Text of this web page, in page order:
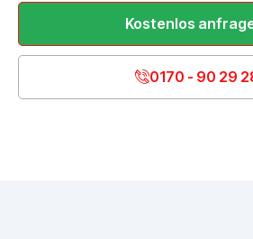
Kostenlos
0170 - 90 29